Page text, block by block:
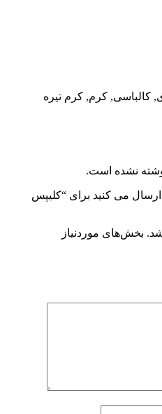
کالباسی, کرم, کرم تیره
نشده است.
ارسال می کنید برای “کلیپس
بخش‌های موردنیاز